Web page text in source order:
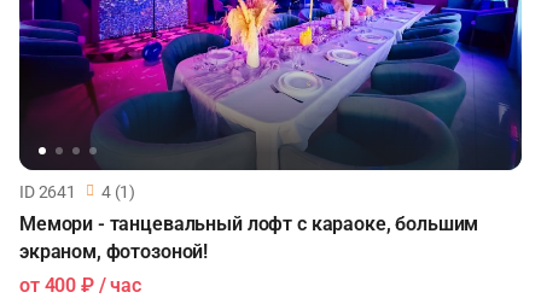
ID 2641 4 (1)
Мемори - танцевальный лофт с караоке, большим
экраном, фотозоной!
от 400 ₽/ час